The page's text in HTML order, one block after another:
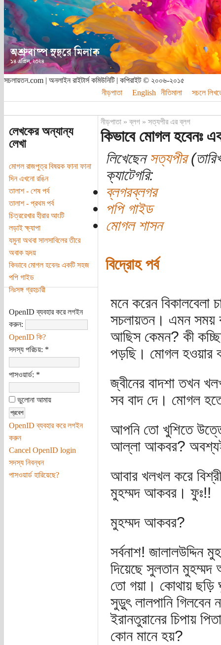
সচলায়তন.com | অনলাইন রাইটার্স কমিউনিটি | কপিরাইট © ২০০৬-২০১৫
নীড়পাতা
English নীতিমালা সচলে
লেখকের অন্যান্য
লেখা
মোগল রাজপুত্র বিষয়ক ফানা ফানা
দিন এখনো রঙিন
তালাশ - শেষ পর্ব
তালাশ - প্রথম পর্ব
চিত্ররেখার হীরার আংটি
লড়াই ক্ষ্যাপা
যমুনা অথবা সালসাবিলের তীরে
অবাক হৃদয়
কিভাবে মোগল হবেনঃ একটি সহজ
পপি গাইড
নিঃসঙ্গ গ্রহচারী
OpenID ব্যবহার করে লগইন
করুন:
OpenID কি?
সদস্য পরিচয়: *
পাসওয়ার্ড: *
ভুলোনা আমায়
OpenID ব্যবহার করে লগইন
করুন
Cancel OpenID login
সদস্য নিবন্ধন
পাসওয়ার্ড হারিয়েছে?
নীড়পাতা»ব্লগ» সত্যপীর এর ব্লগ
কিভাবে মোগল হবেনঃ
লিখেছেনসত্যপীর
ক্যাটেগরি:
ব্লগরব্লগর
পপি গাইড
মোগল শাসন
বিদ্রোহ পর্ব
মনে করেন
সচলায়তন। এমন সময়
আছিস কেমন? কী
পড়ছি। মোগল হওয়ার
জ্বীনের বাদশা তখন
সব বাদ দে। মোগল
আপনি তো খুশিতে
আল্লা আকবর?
আবার খলখল করে
মুহম্মদ আকবর। ফুঃ!!
মুহম্মদ আকবর?
সর্বনাশ! জালালউদ্দিন
দিয়েছে সুলতান
তো গয়া। কোথায় ছড়ি
সুড়ুৎ লালপানি গিলবেন
ইরানতুরানের চিপায়
কোন মানে হয়?